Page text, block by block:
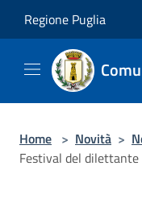
Regione Puglia
Home > Novità >
Festival del